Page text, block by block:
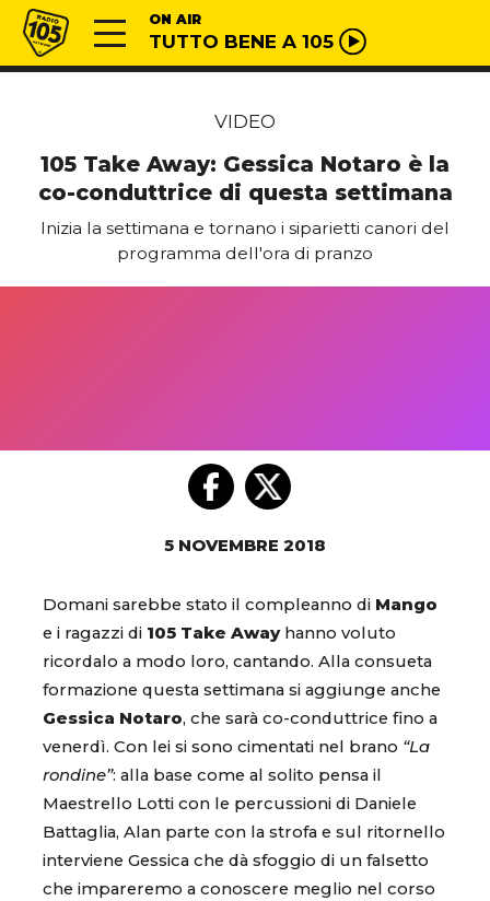
Vai al contenuto
Radio 105 ON AIR
TUTTO BENE A 105
VIDEO
105 Take Away: Gessica Notaro è la
co-conduttrice di questa settimana
Inizia la settimana e tornano i siparietti canori del
programma dell'ora di pranzo
5 NOVEMBRE 2018
Domani sarebbe stato il compleanno di Mango
e i ragazzi di 105 Take Awayhanno voluto
ricordalo a modo loro, cantando. Alla consueta
formazione questa settimana si aggiunge anche
Gessica Notaro, che sarà co-conduttrice fino a
venerdì. Con lei si sono cimentati nel brano “La
rondine”: alla base come al solito pensa il
Maestrello Lotti con le percussioni di Daniele
Battaglia, Alan parte con la strofa e sul ritornello
interviene Gessica che dà sfoggio di un falsetto
che impareremo a conoscere meglio nel corso